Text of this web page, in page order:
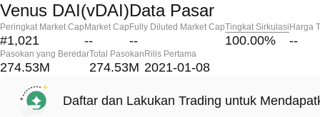
Venus DAI(vDAI)Data Pasar
Peringkat Market Cap
#1,021
Market Cap
--
Fully Diluted Market Cap
--
Tingkat Sirkulasi
100.00%
Harga
--
Pasokan yang Beredar
274.53M
Total Pasokan
274.53M
Rilis Pertama
2021-01-08
Daftar dan Lakukan Trading untuk